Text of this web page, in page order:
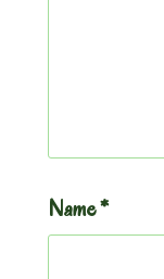
Name*